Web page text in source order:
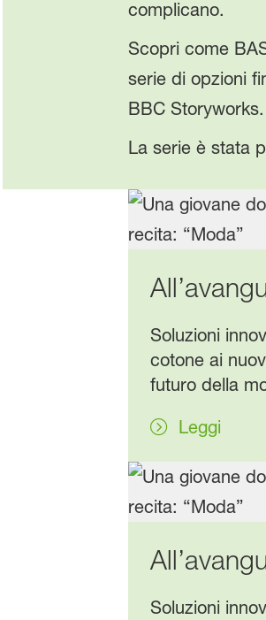
complicano.
Scopri come
serie di opzioni
BBC Storyworks.
La serie è stata
Soluzioni
cotone ai
futuro della
Leggi
Soluzioni